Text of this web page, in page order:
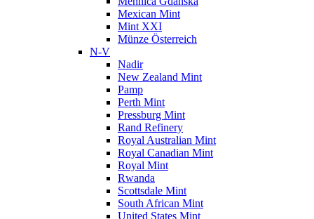
Mexican Mint
Mint XXI
Münze Österreich
N-V
Nadir
New Zealand Mint
Pamp
Perth Mint
Pressburg Mint
Rand Refinery
Royal Australian Mint
Royal Canadian Mint
Royal Mint
Rwanda
Scottsdale Mint
South African Mint
United States Mint